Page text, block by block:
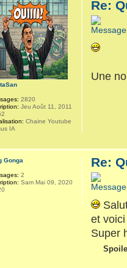
Re:
Une
2820
Jeu Août 11, 2011
Chaine Youtube
IA
Re:
et
Super
Gonga
2
Sam Mai 09, 2020